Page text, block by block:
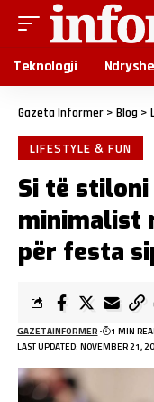
Teknologji Ndryshe
Gazeta Informer > Blog >
LIFESTYLE & FUN
Si të
minimalist
për festa
LAST UPDATED: NOVEMBER 21,
GAZETAINFORMER 1 MIN